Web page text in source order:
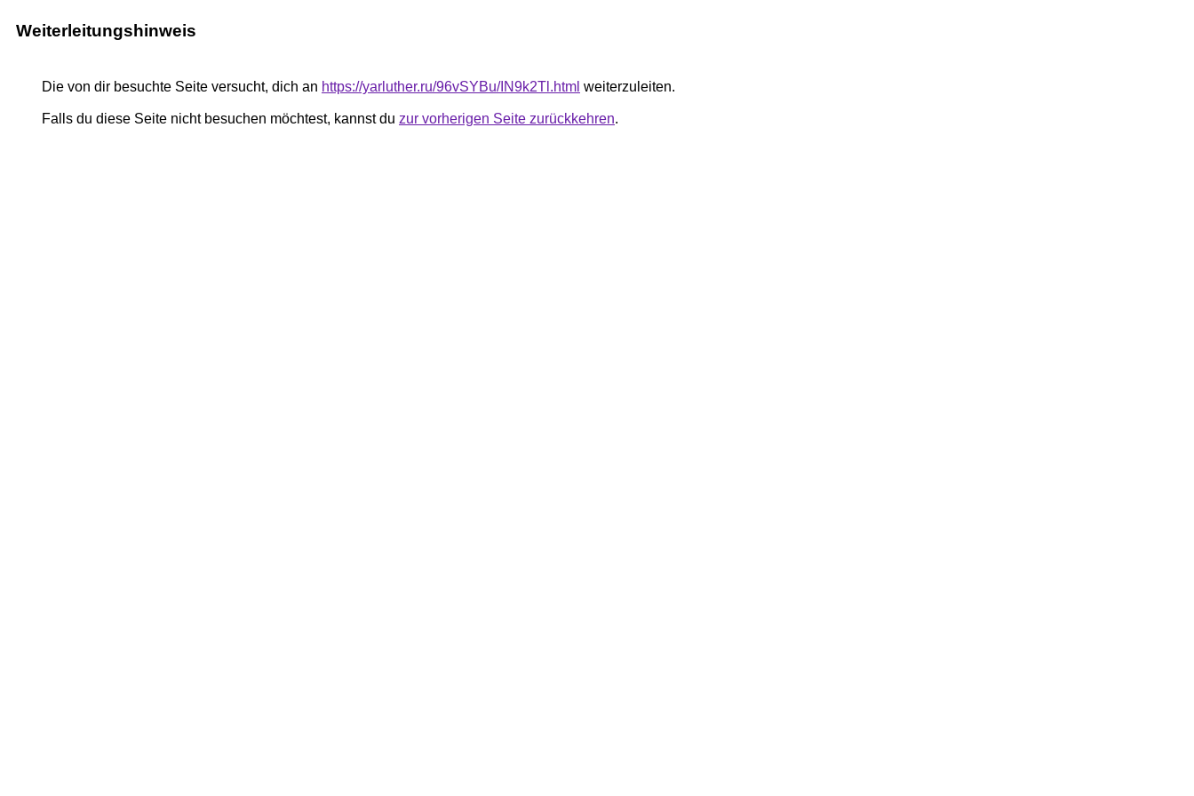
Weiterleitungshinweis
Die von dir besuchte Seite versucht, dich an https://yarluther.ru/96vSYBu/IN9k2Tl.html weiterzuleiten.
Falls du diese Seite nicht besuchen möchtest, kannst du zur vorherigen Seite zurückkehren.